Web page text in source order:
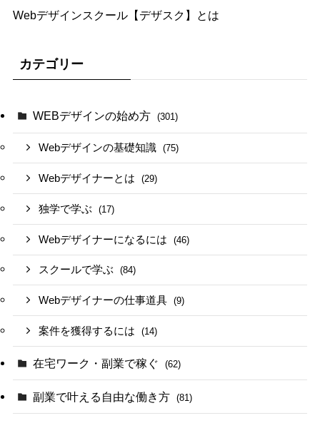
Webデザインスクール【デザスク】とは
カテゴリー
WEBデザインの始め方 (301)
Webデザインの基礎知識 (75)
Webデザイナーとは (29)
独学で学ぶ (17)
Webデザイナーになるには (46)
スクールで学ぶ (84)
Webデザイナーの仕事道具 (9)
案件を獲得するには (14)
在宅ワーク・副業で稼ぐ (62)
副業で叶える自由な働き方 (81)